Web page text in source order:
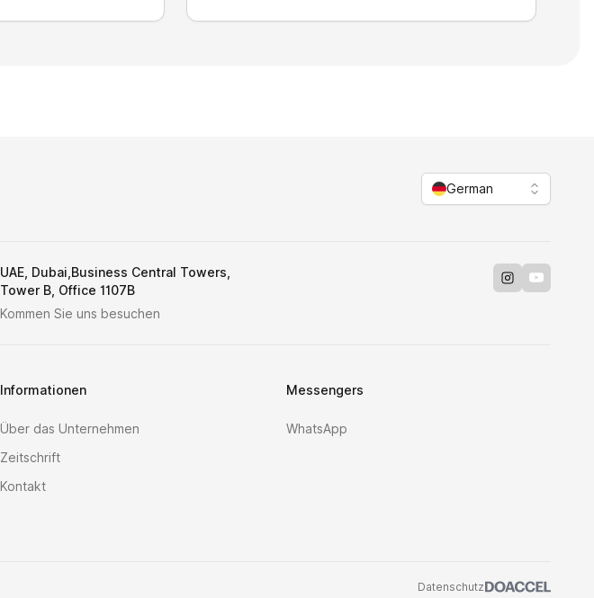
German
UAE, Dubai,Business Central Towers,
Tower B, Office 1107B
Kommen Sie uns besuchen
Instagram
Youtube
Informationen
Über das Unternehmen
Zeitschrift
Kontakt
Messengers
WhatsApp
DatenschutzDoaccel